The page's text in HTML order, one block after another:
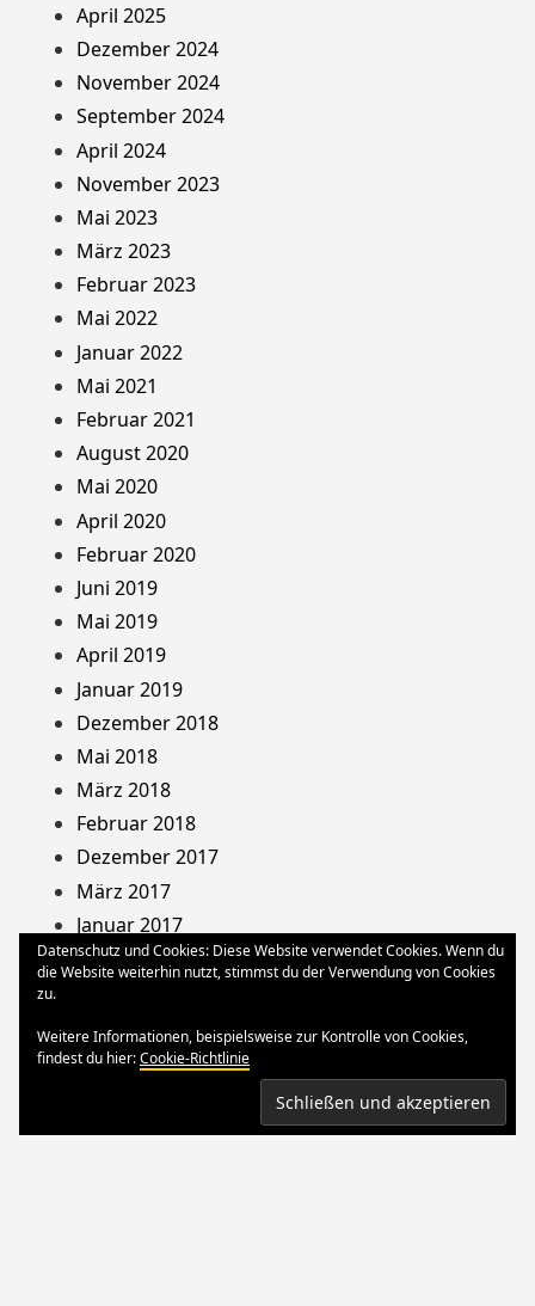
April 2025
Dezember 2024
November 2024
September 2024
April 2024
November 2023
Mai 2023
März 2023
Februar 2023
Mai 2022
Januar 2022
Mai 2021
Februar 2021
August 2020
Mai 2020
April 2020
Februar 2020
Juni 2019
Mai 2019
April 2019
Januar 2019
Dezember 2018
Mai 2018
März 2018
Februar 2018
Dezember 2017
März 2017
Januar 2017
August 2013
Oktober 2012
März 2012
Datenschutz und Cookies: Diese Website verwendet Cookies. Wenn du
die Website weiterhin nutzt, stimmst du der Verwendung von Cookies
zu.
Weitere Informationen, beispielsweise zur Kontrolle von Cookies,
findest du hier:Cookie-Richtlinie